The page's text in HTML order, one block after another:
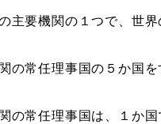
主要機関の１つで、世
の常任理事国の５か国を
の常任理事国は、１か